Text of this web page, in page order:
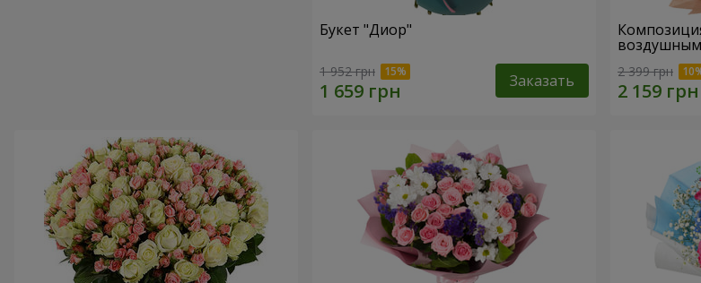
Букет "Диор"
1 952 грн Заказать
Композиция "Для
2 399 грн